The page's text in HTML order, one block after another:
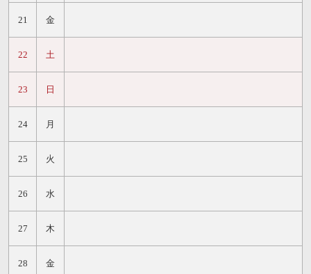
金
21
土
22
日
23
月
24
火
25
水
26
木
27
金
28